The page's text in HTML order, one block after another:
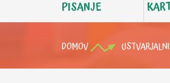
PISANJE
DOMOV